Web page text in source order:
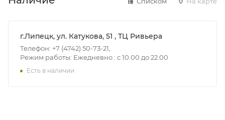
г.Липецк, ул. Катукова, 51 , ТЦ Ривьера
Телефон: +7 (4742) 50-73-21,
Режим работы: Ежедневно : с 10.00 до 22.00
Есть в наличии